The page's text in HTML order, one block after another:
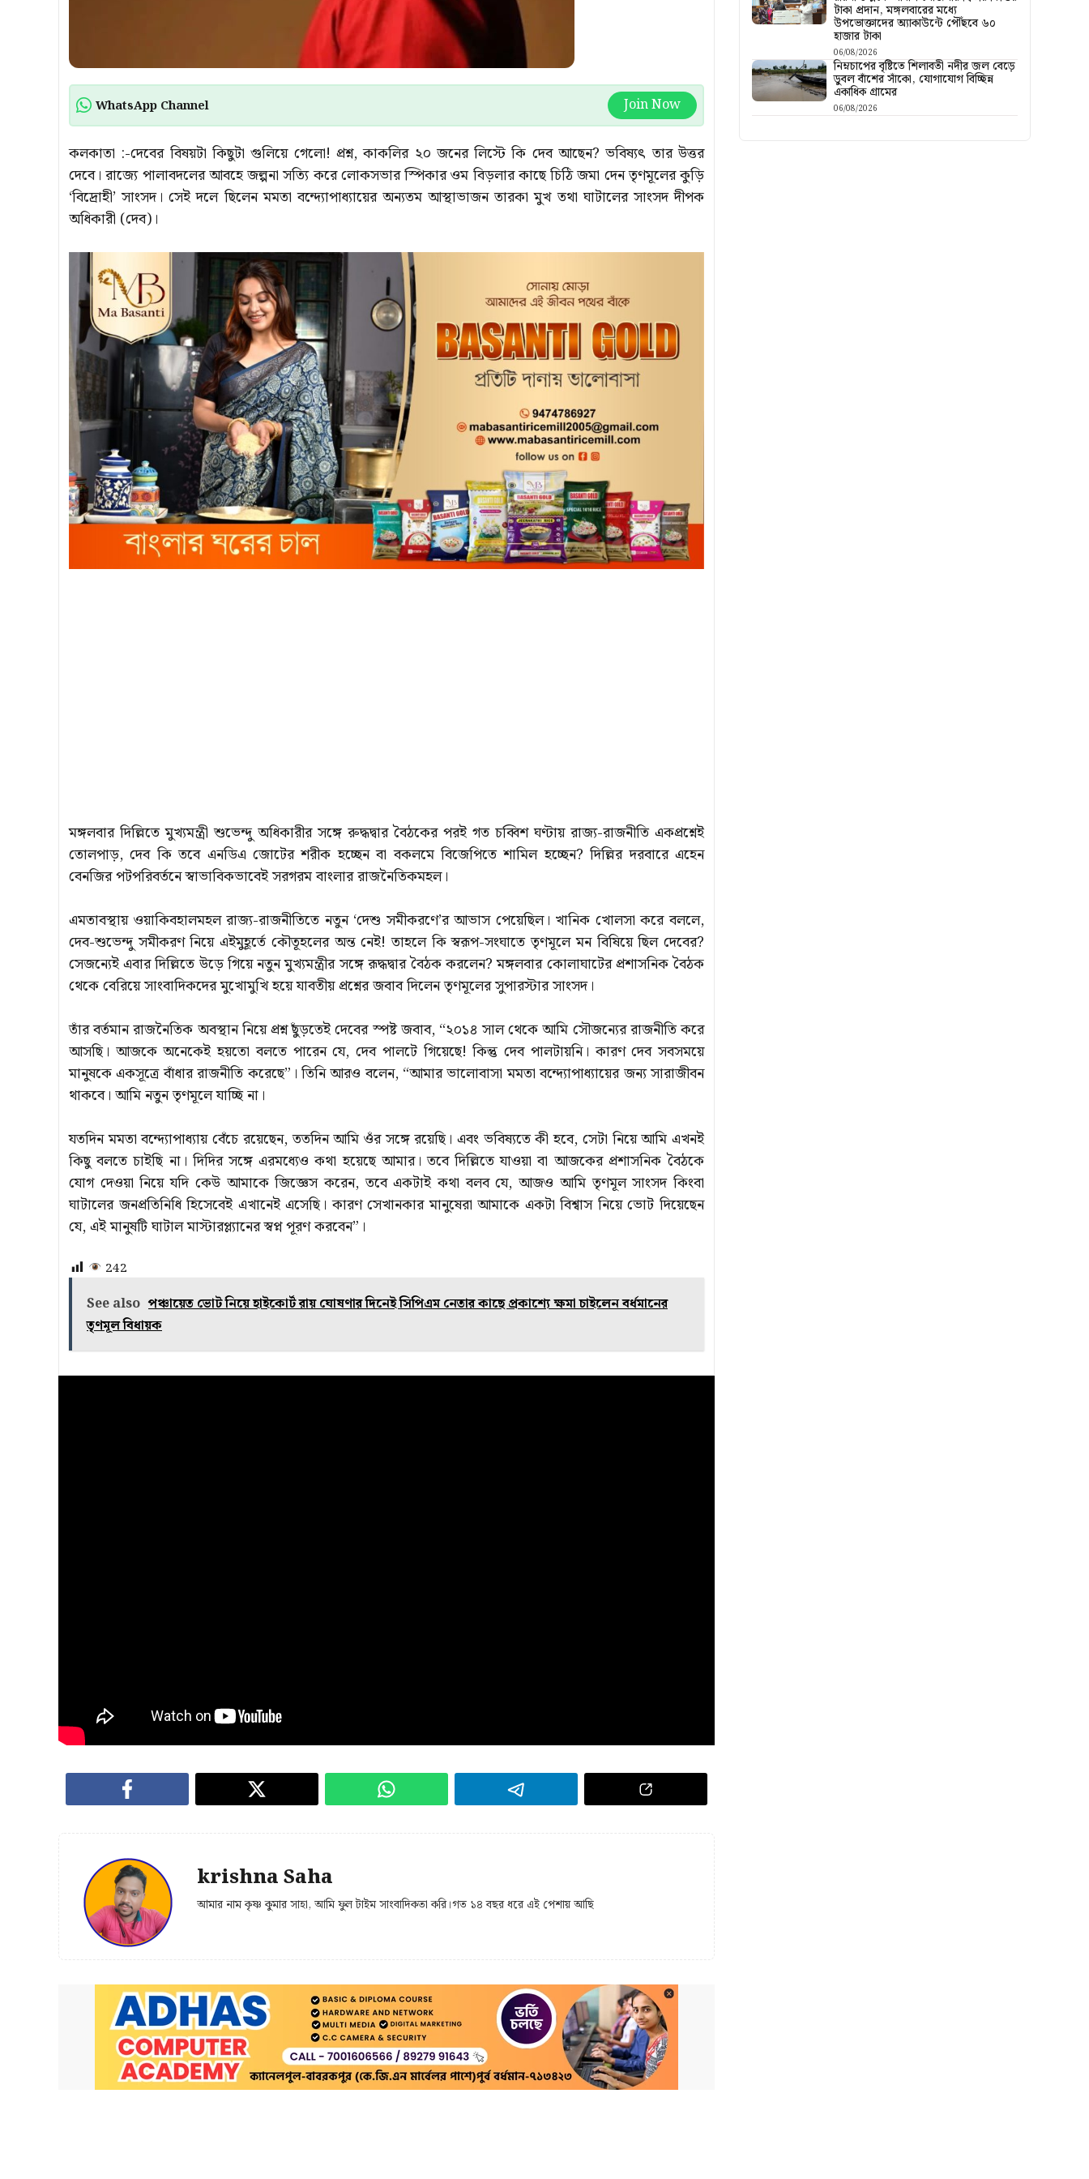
WhatsApp Channel Join Now
কলকাতা :-দেবের বিষয়টা কিছুটা গুলিয়ে গেলো! প্রশ্ন, কাকলির ২০ জনের লিস্টে কি দেব আছেন? ভবিষ্যৎ তার উত্তর
দেবে। রাজ্যে পালাবদলের আবহে জল্পনা সত্যি করে লোকসভার স্পিকার ওম বিড়লার কাছে চিঠি জমা দেন তৃণমূলের কুড়ি
‘বিদ্রোহী’ সাংসদ। সেই দলে ছিলেন মমতা বন্দ্যোপাধ্যায়ের অন্যতম আস্থাভাজন তারকা মুখ তথা ঘাটালের সাংসদ দীপক
অধিকারী (দেব)।
মঙ্গলবার দিল্লিতে মুখ্যমন্ত্রী শুভেন্দু অধিকারীর সঙ্গে রুদ্ধদ্বার বৈঠকের পরই গত চব্বিশ ঘণ্টায় রাজ্য-রাজনীতি একপ্রশ্নেই
তোলপাড়, দেব কি তবে এনডিএ জোটের শরীক হচ্ছেন বা বকলমে বিজেপিতে শামিল হচ্ছেন? দিল্লির দরবারে এহেন
বেনজির পটপরিবর্তনে স্বাভাবিকভাবেই সরগরম বাংলার রাজনৈতিকমহল।
এমতাবস্থায় ওয়াকিবহালমহল রাজ্য-রাজনীতিতে নতুন ‘দেশু সমীকরণে’র আভাস পেয়েছিল। খানিক খোলসা করে বললে,
দেব-শুভেন্দু সমীকরণ নিয়ে এইমুহূর্তে কৌতূহলের অন্ত নেই! তাহলে কি স্বরূপ-সংঘাতে তৃণমূলে মন বিষিয়ে ছিল দেবের?
সেজন্যেই এবার দিল্লিতে উড়ে গিয়ে নতুন মুখ্যমন্ত্রীর সঙ্গে রূদ্ধদ্বার বৈঠক করলেন? মঙ্গলবার কোলাঘাটের প্রশাসনিক বৈঠক
থেকে বেরিয়ে সাংবাদিকদের মুখোমুখি হয়ে যাবতীয় প্রশ্নের জবাব দিলেন তৃণমূলের সুপারস্টার সাংসদ।
তাঁর বর্তমান রাজনৈতিক অবস্থান নিয়ে প্রশ্ন ছুঁড়তেই দেবের স্পষ্ট জবাব, “২০১৪ সাল থেকে আমি সৌজন্যের রাজনীতি করে
আসছি। আজকে অনেকেই হয়তো বলতে পারেন যে, দেব পালটে গিয়েছে! কিন্তু দেব পালটায়নি। কারণ দেব সবসময়ে
মানুষকে একসূত্রে বাঁধার রাজনীতি করেছে”। তিনি আরও বলেন, “আমার ভালোবাসা মমতা বন্দ্যোপাধ্যায়ের জন্য সারাজীবন
থাকবে। আমি নতুন তৃণমূলে যাচ্ছি না।
যতদিন মমতা বন্দ্যোপাধ্যায় বেঁচে রয়েছেন, ততদিন আমি ওঁর সঙ্গে রয়েছি। এবং ভবিষ্যতে কী হবে, সেটা নিয়ে আমি এখনই
কিছু বলতে চাইছি না। দিদির সঙ্গে এরমধ্যেও কথা হয়েছে আমার। তবে দিল্লিতে যাওয়া বা আজকের প্রশাসনিক বৈঠকে
যোগ দেওয়া নিয়ে যদি কেউ আমাকে জিজ্ঞেস করেন, তবে একটাই কথা বলব যে, আজও আমি তৃণমূল সাংসদ কিংবা
ঘাটালের জনপ্রতিনিধি হিসেবেই এখানেই এসেছি। কারণ সেখানকার মানুষেরা আমাকে একটা বিশ্বাস নিয়ে ভোট দিয়েছেন
যে, এই মানুষটি ঘাটাল মাস্টারপ্ল্যানের স্বপ্ন পূরণ করবেন”।
242
See also পঞ্চায়েত ভোট নিয়ে হাইকোর্ট রায় ঘোষণার দিনেই সিপিএম নেতার কাছে প্রকাশ্যে ক্ষমা চাইলেন বর্ধমানের
তৃণমূল বিধায়ক
krishna Saha
আমার নাম কৃষ্ণ কুমার সাহা, আমি ফুল টাইম সাংবাদিকতা করি।গত ১৪ বছর ধরে এই পেশায় আছি
টাকা প্রদান, মঙ্গলবারের মধ্যে
উপভোক্তাদের অ্যাকাউন্টে পৌঁছবে ৬০
হাজার টাকা
06/08/2026
নিম্নচাপের বৃষ্টিতে শিলাবতী নদীর জল বেড়ে
ডুবল বাঁশের সাঁকো, যোগাযোগ বিচ্ছিন্ন
একাধিক গ্রামের
06/08/2026